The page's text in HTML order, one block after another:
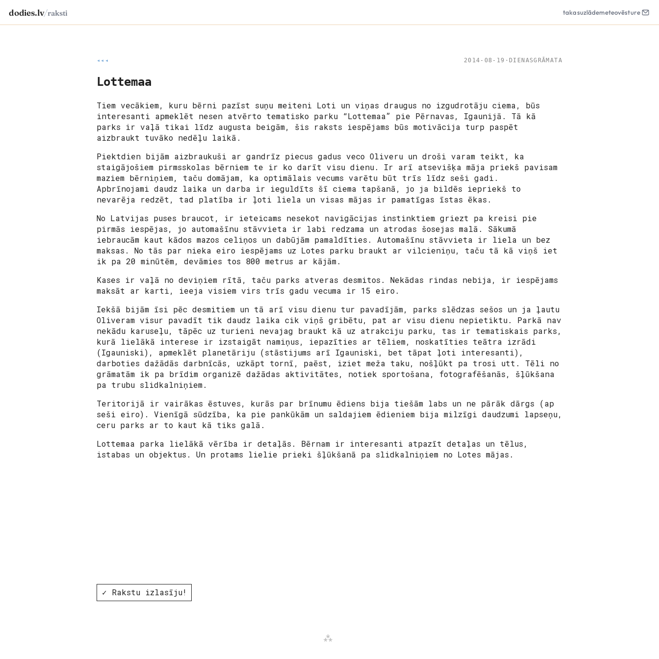
dodies.lv/raksti takasuzlādemeteovēsture
◂◂◂ 2014-08-19 · DIENASGRĀMATA
Lottemaa
Tiem vecākiem, kuru bērni pazīst suņu meiteni Loti un viņas draugus no izgudrotāju ciema, būs
interesanti apmeklēt nesen atvērto tematisko parku “Lottemaa” pie Pērnavas, Igaunijā. Tā kā
parks ir vaļā tikai līdz augusta beigām, šis raksts iespējams būs motivācija turp paspēt
aizbraukt tuvāko nedēļu laikā.
Piektdien bijām aizbraukuši ar gandrīz piecus gadus veco Oliveru un droši varam teikt, ka
staigājošiem pirmsskolas bērniem te ir ko darīt visu dienu. Ir arī atsevišķa māja priekš pavisam
maziem bērniņiem, taču domājam, ka optimālais vecums varētu būt trīs līdz seši gadi.
Apbrīnojami daudz laika un darba ir ieguldīts šī ciema tapšanā, jo ja bildēs iepriekš to
nevarēja redzēt, tad platība ir ļoti liela un visas mājas ir pamatīgas īstas ēkas.
No Latvijas puses braucot, ir ieteicams nesekot navigācijas instinktiem griezt pa kreisi pie
pirmās iespējas, jo automašīnu stāvvieta ir labi redzama un atrodas šosejas malā. Sākumā
iebraucām kaut kādos mazos celiņos un dabūjām pamaldīties. Automašīnu stāvvieta ir liela un bez
maksas. No tās par nieka eiro iespējams uz Lotes parku braukt ar vilcieniņu, taču tā kā viņš iet
ik pa 20 minūtēm, devāmies tos 800 metrus ar kājām.
Kases ir vaļā no deviņiem rītā, taču parks atveras desmitos. Nekādas rindas nebija, ir iespējams
maksāt ar karti, ieeja visiem virs trīs gadu vecuma ir 15 eiro.
Iekšā bijām īsi pēc desmitiem un tā arī visu dienu tur pavadījām, parks slēdzas sešos un ja ļautu
Oliveram visur pavadīt tik daudz laika cik viņš gribētu, pat ar visu dienu nepietiktu. Parkā nav
nekādu karuseļu, tāpēc uz turieni nevajag braukt kā uz atrakciju parku, tas ir tematiskais parks,
kurā lielākā interese ir izstaigāt namiņus, iepazīties ar tēliem, noskatīties teātra izrādi
(Igauniski), apmeklēt planetāriju (stāstijums arī Igauniski, bet tāpat ļoti interesanti),
darboties dažādās darbnīcās, uzkāpt tornī, paēst, iziet meža taku, nošļūkt pa trosi utt. Tēli no
grāmatām ik pa brīdim organizē dažādas aktivitātes, notiek sportošana, fotografēšanās, šļūkšana
pa trubu slidkalniņiem.
Teritorijā ir vairākas ēstuves, kurās par brīnumu ēdiens bija tiešām labs un ne pārāk dārgs (ap
seši eiro). Vienīgā sūdzība, ka pie pankūkām un saldajiem ēdieniem bija milzīgi daudzumi lapseņu,
ceru parks ar to kaut kā tiks galā.
Lottemaa parka lielākā vērība ir detaļās. Bērnam ir interesanti atpazīt detaļas un tēlus,
istabas un objektus. Un protams lielie prieki šļūkšanā pa slidkalniņiem no Lotes mājas.
✓ Rakstu izlasīju!